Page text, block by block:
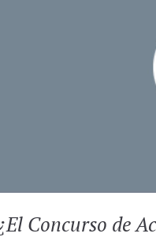
Concurso de